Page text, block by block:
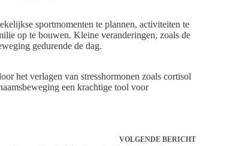
sportmomenten te plannen, activiteiten te
op te bouwen. Kleine veranderingen, zoals de
gedurende de dag.
het verlagen van stresshormonen zoals cortisol
een krachtige tool voor
VOLGENDEBERICHT